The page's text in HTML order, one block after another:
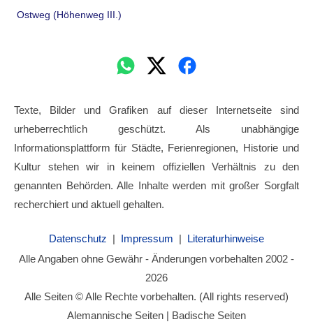
Ostweg (Höhenweg III.)
Texte, Bilder und Grafiken auf dieser Internetseite sind
urheberrechtlich geschützt. Als unabhängige
Informationsplattform für Städte, Ferienregionen, Historie und
Kultur stehen wir in keinem offiziellen Verhältnis zu den
genannten Behörden. Alle Inhalte werden mit großer Sorgfalt
recherchiert und aktuell gehalten.
Datenschutz | Impressum | Literaturhinweise
Alle Angaben ohne Gewähr - Änderungen vorbehalten 2002 -
2026
Alle Seiten © Alle Rechte vorbehalten. (All rights reserved)
Alemannische Seiten | Badische Seiten